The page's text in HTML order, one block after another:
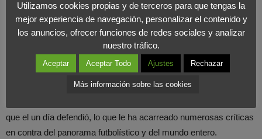
el provecho posible para intentar cambiar las cosas en el país.
David Beckam
selección inglesa y exjugador de equipos como Manchester
United y Real Madrid, que en su día apoyó abiertamente a la
comunidad LGTBI, ha sucumbido ante las tentaciones del dinero
que el un día defendió, lo que le ha acarreado numerosas críticas
en contra del panorama futbolístico y del mundo entero.
Utilizamos cookies propias y de terceros para que tengas la
mejor experiencia de navegación, personalizar el contenido y
los anuncios, ofrecer funciones de redes sociales y analizar
nuestro tráfico.
Aceptar Aceptar Todo Ajustes Rechazar
Más información sobre las cookies